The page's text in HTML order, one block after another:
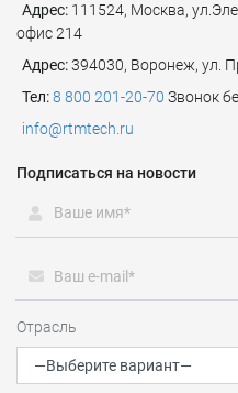
Адрес: 111524, Москва,
офис 214
Адрес:394030, Воронеж, ул.
Тел:8 800 201-20-70 Звонок
info@rtmtech.ru
Подписаться на новости
Отрасль